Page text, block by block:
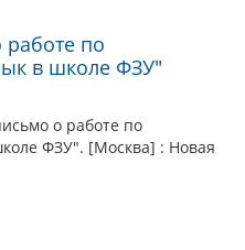
по
в школе ФЗУ"
о работе по
ФЗУ". [Москва] : Новая